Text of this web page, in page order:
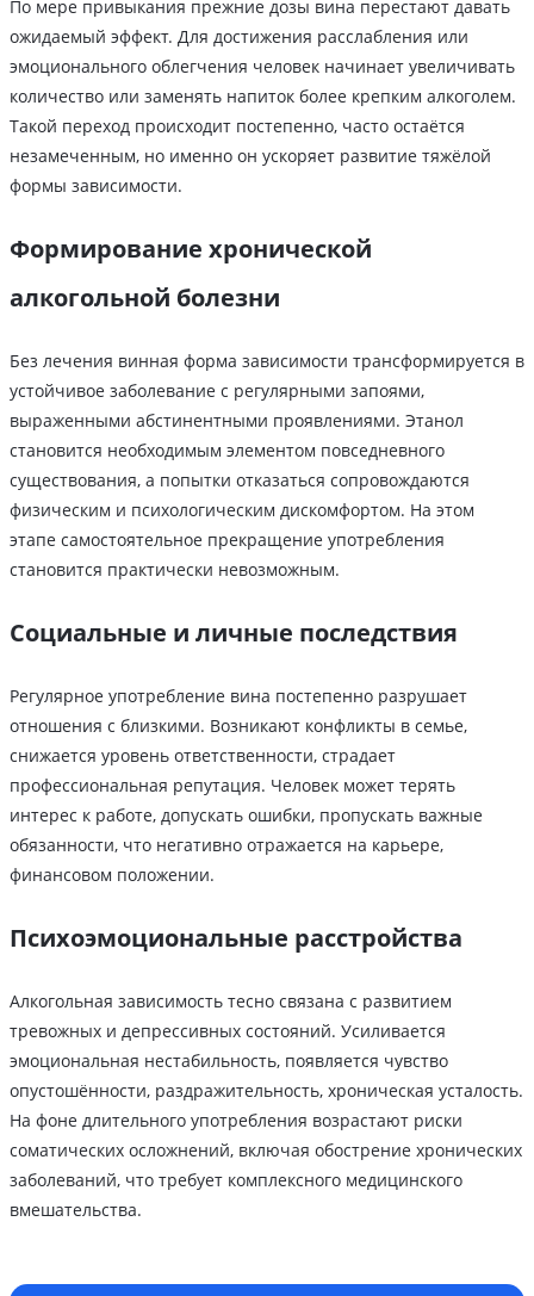
По мере привыкания прежние дозы вина перестают давать
ожидаемый эффект. Для достижения расслабления или
эмоционального облегчения человек начинает увеличивать
количество или заменять напиток более крепким алкоголем.
Такой переход происходит постепенно, часто остаётся
незамеченным, но именно он ускоряет развитие тяжёлой
формы зависимости.
Формирование хронической
алкогольной болезни
Без лечения винная форма зависимости трансформируется в
устойчивое заболевание с регулярными запоями,
выраженными абстинентными проявлениями. Этанол
становится необходимым элементом повседневного
существования, а попытки отказаться сопровождаются
физическим и психологическим дискомфортом. На этом
этапе самостоятельное прекращение употребления
становится практически невозможным.
Социальные и личные последствия
Регулярное употребление вина постепенно разрушает
отношения с близкими. Возникают конфликты в семье,
снижается уровень ответственности, страдает
профессиональная репутация. Человек может терять
интерес к работе, допускать ошибки, пропускать важные
обязанности, что негативно отражается на карьере,
финансовом положении.
Психоэмоциональные расстройства
Алкогольная зависимость тесно связана с развитием
тревожных и депрессивных состояний. Усиливается
эмоциональная нестабильность, появляется чувство
опустошённости, раздражительность, хроническая усталость.
На фоне длительного употребления возрастают риски
соматических осложнений, включая обострение хронических
заболеваний, что требует комплексного медицинского
вмешательства.